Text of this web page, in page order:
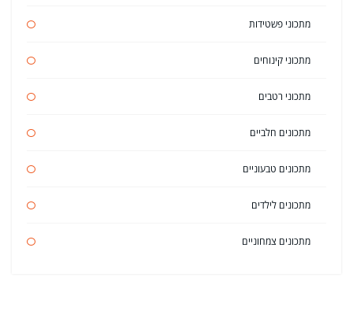
מתכוני פשטידות
מתכוני קינוחים
מתכוני רטבים
מתכונים חלביים
מתכונים טבעוניים
מתכונים לילדים
מתכונים צמחוניים